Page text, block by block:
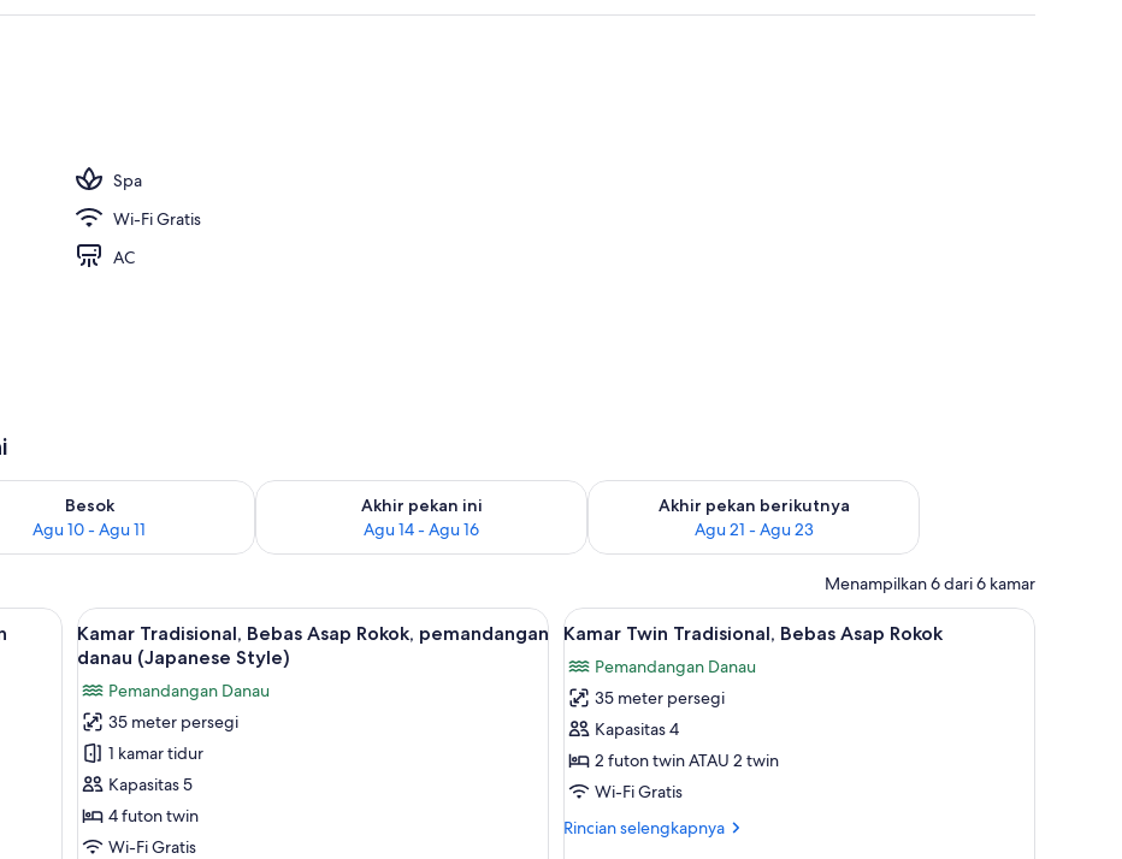
Spa
Wi-Fi Gratis
AC
10
Besok
Agu 10 - Agu 11
untuk besok Agu 10 - Agu 11
Akhir pekan ini
Agu 14 - Agu 16
Periksa ketersediaan untuk akhir pekan ini Agu 14 - Agu 16
Akhir pekan berikutnya
Agu 21 - Agu 23
Periksa ketersediaan untuk akhir pekan berikutnya Agu 21 -
Menampilkan 6 dari 6 kamar
seprai linenLihat
semua
untuk
Kamar
Tradisional,
Bebas
Asap
Rokok,
Kamar Tradisional, Bebas Asap Rokok, pemandangan danau (Japanese Style) | Area keluarga | TV layar datar
6
Kamar Tradisional, Bebas Asap Rokok, pemandangan
danau (Japanese Style)
Pemandangan Danau
35 meter persegi
1 kamar tidur
Kapasitas 5
4 futon twin
Wi-Fi Gratis
Lihat
semua
foto
untuk
Kamar
Twin
Tradisional,
Asap
Brankas, Wi-Fi gratis, dan seprai linen
5
Kamar Twin Tradisional, Bebas Asap Rokok
Pemandangan Danau
35 meter persegi
Kapasitas 4
2 futon twin ATAU 2 twin
Wi-Fi Gratis
Rincian selengkapnya
Rincian